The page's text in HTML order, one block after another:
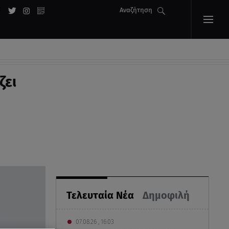
Αναζήτηση
Τελευταία Νέα Δημοφιλή
07.08.26 , 16:03